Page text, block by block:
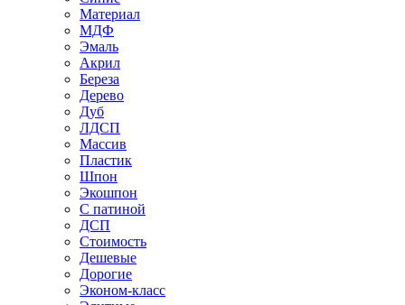
Материал
МДФ
Эмаль
Акрил
Береза
Дерево
Дуб
ЛДСП
Массив
Пластик
Шпон
Экошпон
С патиной
ДСП
Стоимость
Дешевые
Дорогие
Эконом-класс